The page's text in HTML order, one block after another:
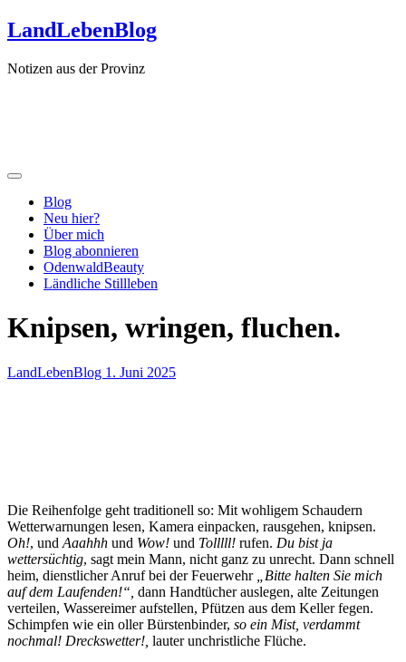
Zum
Inhalt
LandLebenBlog
Notizen aus der Provinz
Blog
Neu hier?
Über mich
Blog abonnieren
OdenwaldBeauty
Ländliche Stillleben
Knipsen, wringen, fluchen.
LandLebenBlog 1. Juni 2025
Die Reihenfolge geht traditionell so: Mit wohligem Schaudern
Wetterwarnungen lesen, Kamera einpacken, rausgehen, knipsen.
Oh!, und Aaahhh und Wow! und Tolllll! rufen. Du bist ja
wettersüchtig, sagt mein Mann, nicht ganz zu unrecht. Dann schnell
heim, dienstlicher Anruf bei der Feuerwehr
„Bitte halten Sie mich
auf dem Laufenden!“, dann Handtücher auslegen, alte Zeitungen
verteilen, Wassereimer aufstellen, Pfützen aus dem Keller fegen.
Schimpfen wie ein oller Bürstenbinder, so ein Mist, verdammt
nochmal! Dreckswetter!, lauter unchristliche Flüche.